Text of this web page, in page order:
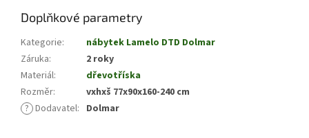
Doplňkové parametry
Kategorie:
nábytek Lamelo DTD Dolmar
Záruka:
2 roky
Materiál:
dřevotříska
Rozměr:
vxhxš 77x90x160-240 cm
? Dodavatel: Dolmar